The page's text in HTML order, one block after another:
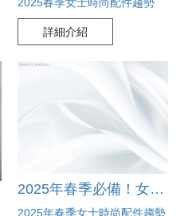
詳細介紹
2025年春季必備！女士時尚配件趨勢大公開，迎接新季風采！
2025年春季女士時尚配件趨勢